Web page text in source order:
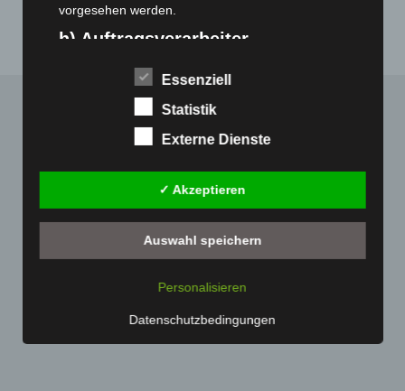
vorgesehen werden.
h) Auftragsverarbeiter
Auftragsverarbeiter ist eine natürliche oder juristische
Person, Behörde, Einrichtung oder andere Stelle, die
personenbezogene Daten im Auftrag des
Verantwortlichen verarbeitet.
Empfänger ist eine natürliche oder juristische Person,
Behörde, Einrichtung oder andere Stelle, der
personenbezogene Daten offengelegt werden,
unabhängig davon, ob es sich bei ihr um einen
eines bestimmten Untersuchungsauftrags nach dem
möglicherweise personenbezogene Daten erhalten,
gelten jedoch nicht als Empfänger.
Essenziell
Statistik
Externe Dienste
✓ Akzeptieren
Auswahl speichern
Personalisieren
Datenschutzbedingungen